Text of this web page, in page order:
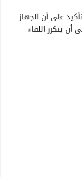
على أن الجهاز
يتكرر اللقاء